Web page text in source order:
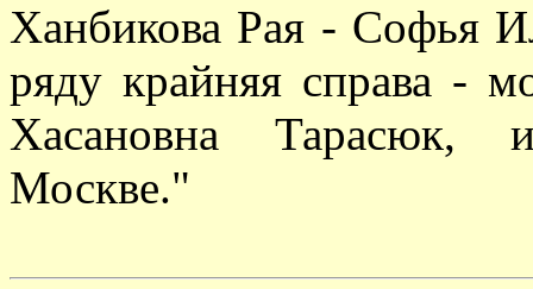
Ханбикова Рая - Софья
ряду крайняя справа -
Хасановна Тарасюк,
Москве."